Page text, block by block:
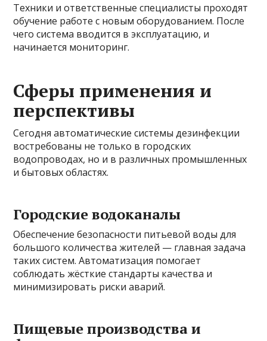
Техники и ответственные специалисты проходят
обучение работе с новым оборудованием. После
чего система вводится в эксплуатацию, и
начинается мониторинг.
Сферы применения и
перспективы
Сегодня автоматические системы дезинфекции
востребованы не только в городских
водопроводах, но и в различных промышленных
и бытовых областях.
Городские водоканалы
Обеспечение безопасности питьевой воды для
большого количества жителей — главная задача
таких систем. Автоматизация помогает
соблюдать жёсткие стандарты качества и
минимизировать риски аварий.
Пищевые производства и